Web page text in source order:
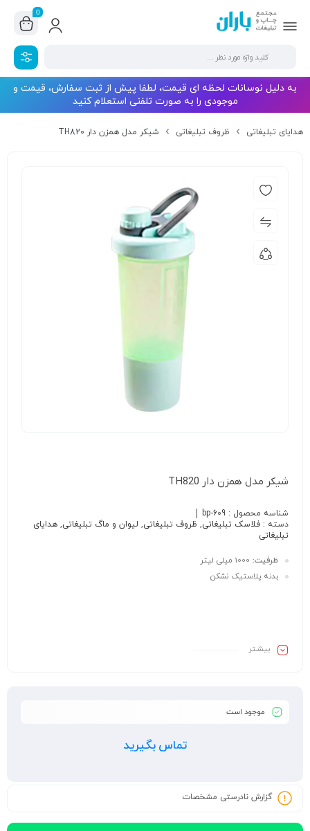
0
به دلیل نوسانات لحظه ای قیمت، لطفا پیش از ثبت سفارش، قیمت و
موجودی را به صورت تلفنی استعلام کنید
هدایای تبلیغاتی ظروف تبلیغاتی شیکر مدل همزن دار TH820
شیکر مدل همزن دار TH820
شناسه محصول : bp-609
دسته : فلاسک تبلیغاتی, ظروف تبلیغاتی, لیوان و ماگ تبلیغاتی, هدایای
تبلیغاتی
ظرفیت:
بدنه پلاستیک نشکن
بیشـتر
موجود است
تماس بگیرید
گزارش نادرستی مشخصات